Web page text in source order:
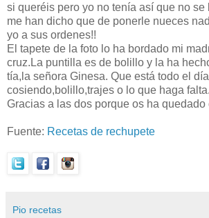
si queréis pero yo no tenía así que no se
me han dicho que de ponerle nueces
yo a sus ordenes!!
El tapete de la foto lo ha bordado mi
cruz.La puntilla es de bolillo y la ha
tía,la señora Ginesa. Que está todo el
cosiendo,bolillo,trajes o lo que haga falta.
Gracias a las dos porque os ha quedado
Fuente: Recetas de rechupete
Pio recetas